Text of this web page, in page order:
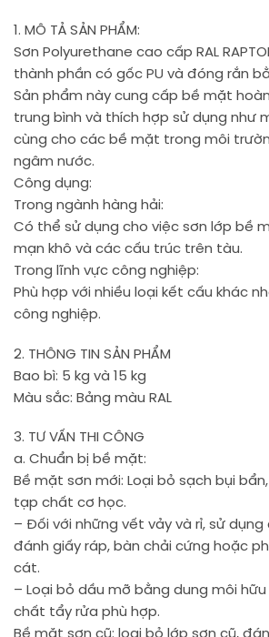
1. MÔ TẢ SẢN PHẨM:
Sơn Polyurethane cao cấp RAL
thành phần có gốc PU và đóng rắn
Sản phẩm này cung cấp bề mặt
trung bình và thích hợp sử dụng như
cùng cho các bề mặt trong môi
ngâm nước.
Công dụng:
Trong ngành hàng hải:
Có thể sử dụng cho việc sơn lớp bề
mạn khô và các cấu trúc trên tàu.
Trong lĩnh vực công nghiệp:
Phù hợp với nhiều loại kết cấu khác
công nghiệp.
2. THÔNG TIN SẢN PHẨM
Bao bì: 5 kg và 15 kg
Màu sắc: Bảng màu RAL
3. TƯ VẤN THI CÔNG
a. Chuẩn bị bề mặt:
Bề mặt sơn mới: Loại bỏ sạch bụi
tạp chất cơ học.
– Đối với những vết vảy và rỉ, sử
đánh giấy ráp, bàn chải cứng hoặc
cát.
– Loại bỏ dầu mỡ bằng dung môi
chất tẩy rửa phù hợp.